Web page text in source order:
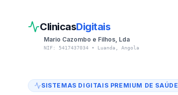
ClinicasDigitais
Mario Cazombo e Filhos, Lda
NIF: 5417437034 • Luanda, Angola
SISTEMAS DIGITAIS PREMIUM DE SAÚDE